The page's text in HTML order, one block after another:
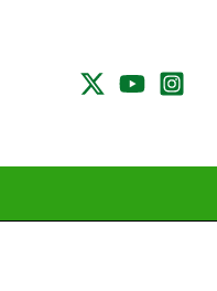
プ